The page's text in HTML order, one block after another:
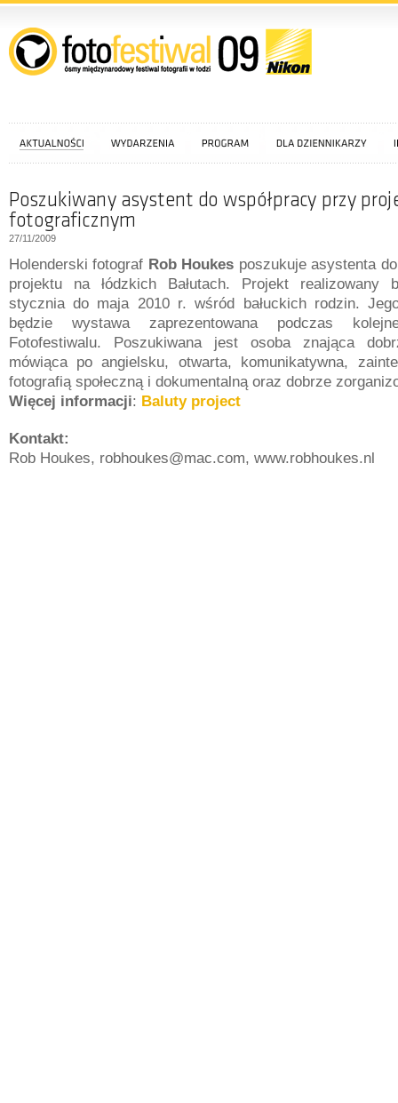
27/11/2009
Holenderski fotograf Rob Houkes poszukuje asystenta
projektu na łódzkich Bałutach. Projekt realizowany
stycznia do maja 2010 r. wśród bałuckich rodzin.
będzie wystawa zaprezentowana podczas
Fotofestiwalu. Poszukiwana jest osoba znająca
mówiąca po angielsku, otwarta, komunikatywna,
fotografią społeczną i dokumentalną oraz dobrze
Więcej informacji: Baluty project
Kontakt:
Rob Houkes, robhoukes@mac.com, www.robhoukes.nl